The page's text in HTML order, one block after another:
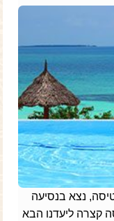
נצא בנסיעה
קצרה ליעדנו הבא